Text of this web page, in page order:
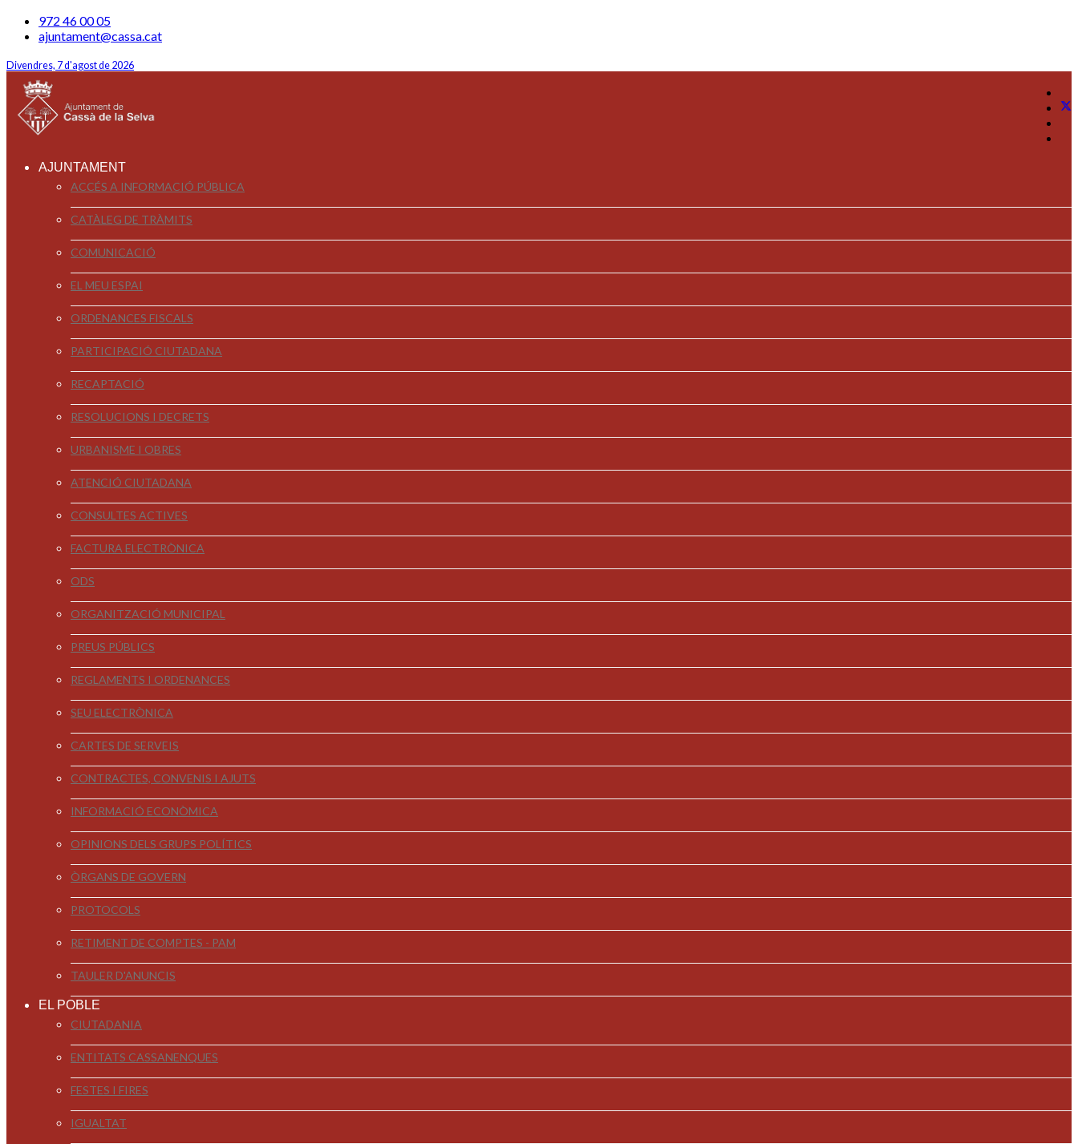
972 46 00 05
ajuntament@cassa.cat
Divendres, 7 d'agost de 2026
AJUNTAMENT
ACCÉS A INFORMACIÓ PÚBLICA
CATÀLEG DE TRÀMITS
COMUNICACIÓ
EL MEU ESPAI
ORDENANCES FISCALS
PARTICIPACIÓ CIUTADANA
RECAPTACIÓ
RESOLUCIONS I DECRETS
URBANISME I OBRES
ATENCIÓ CIUTADANA
CONSULTES ACTIVES
FACTURA ELECTRÒNICA
ODS
ORGANITZACIÓ MUNICIPAL
PREUS PÚBLICS
REGLAMENTS I ORDENANCES
SEU ELECTRÒNICA
CARTES DE SERVEIS
CONTRACTES, CONVENIS I AJUTS
INFORMACIÓ ECONÒMICA
OPINIONS DELS GRUPS POLÍTICS
ÒRGANS DE GOVERN
PROTOCOLS
RETIMENT DE COMPTES - PAM
TAULER D'ANUNCIS
EL POBLE
CIUTADANIA
ENTITATS CASSANENQUES
FESTES I FIRES
IGUALTAT